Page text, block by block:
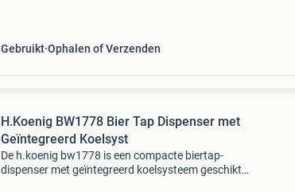
Gebruikt Ophalen of Verzenden
H.Koenig BW1778 Bier Tap Dispenser met
Geïntegreerd Koelsyst
De h.koenig bw1778 is een compacte biertap-
dispenser met geïntegreerd koelsysteem geschikt